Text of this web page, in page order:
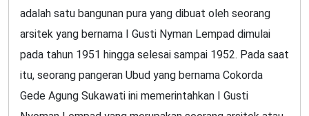
adalah satu bangunan pura yang dibuat oleh seorang
arsitek yang bernama I Gusti Nyman Lempad dimulai
pada tahun 1951 hingga selesai sampai 1952. Pada saat
itu, seorang pangeran Ubud yang bernama Cokorda
Gede Agung Sukawati ini memerintahkan I Gusti